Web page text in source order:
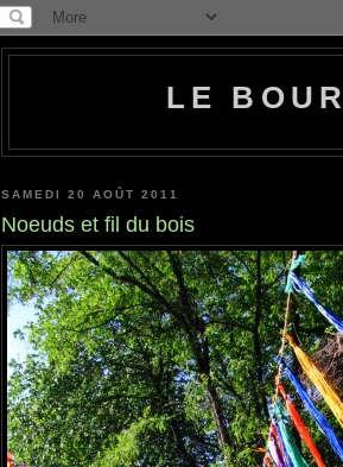
LE
SAMEDI 20 AOÛT 2011
Noeuds et fil du bois